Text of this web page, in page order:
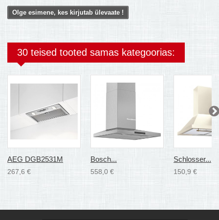
Olge esimene, kes kirjutab ülevaate !
30 teised tooted samas kategoorias:
AEG DGB2531M
267,6 €
Bosch...
558,0 €
Schlosser...
150,9 €